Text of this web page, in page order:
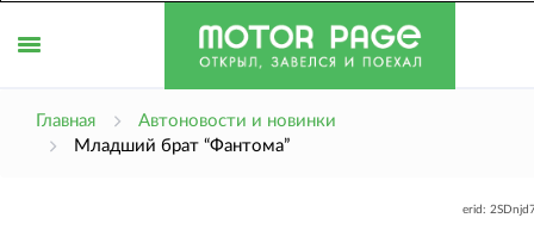
Главная
Автоновости и новинки
Младший брат “Фантома”
erid: